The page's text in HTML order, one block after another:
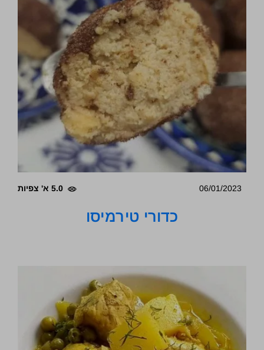
06/01/2023 5.0 א' צפיות
כדורי טירמיסו